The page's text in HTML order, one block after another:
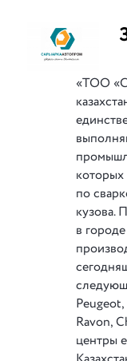
«ТОО
по
кузова.
в
Ravon,
центры